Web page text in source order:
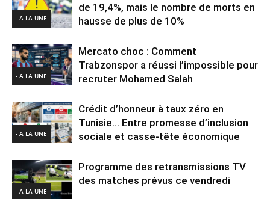
- A LA UNE
de 19,4%, mais le nombre de morts en
hausse de plus de 10%
- A LA UNE
Mercato choc : Comment
Trabzonspor a réussi l’impossible pour
recruter Mohamed Salah
- A LA UNE
Crédit d’honneur à taux zéro en
Tunisie… Entre promesse d’inclusion
sociale et casse-tête économique
- A LA UNE
Programme des retransmissions TV
des matches prévus ce vendredi